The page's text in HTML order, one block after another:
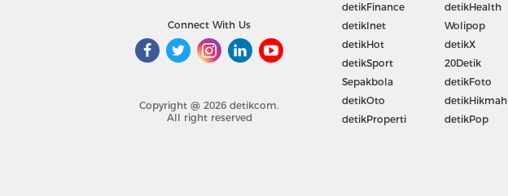
Connect With Us
Copyright @ 2026 detikcom.
All right reserved
detikFinance
detikInet
detikHot
detikSport
Sepakbola
detikOto
detikProperti
detikHealth
Wolipop
detikX
20Detik
detikFoto
detikHikmah
detikPop